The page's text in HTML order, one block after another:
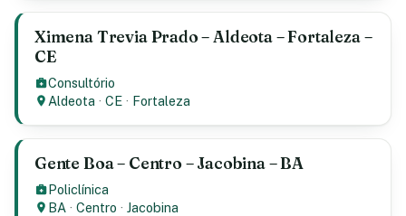
Ximena Trevia Prado – Aldeota – Fortaleza –
CE
Consultório
Aldeota ·CE · Fortaleza
Gente Boa – Centro – Jacobina – BA
Policlínica
BA ·Centro ·Jacobina